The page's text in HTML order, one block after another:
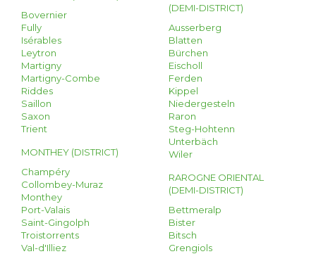
Bovernier
Fully
Isérables
Leytron
Martigny
Martigny-Combe
Riddes
Saillon
Saxon
Trient
MONTHEY (DISTRICT)
Champéry
Collombey-Muraz
Monthey
Port-Valais
Saint-Gingolph
Troistorrents
Val-d'Illiez
(DEMI-DISTRICT)
Ausserberg
Blatten
Bürchen
Eischoll
Ferden
Kippel
Niedergesteln
Raron
Steg-Hohtenn
Unterbäch
Wiler
RAROGNE ORIENTAL
(DEMI-DISTRICT)
Bettmeralp
Bister
Bitsch
Grengiols